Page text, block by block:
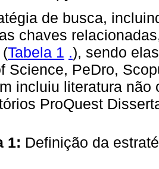
de busca,
chaves
Tabela 1 .), sendo
Science, PeDro,
incluiu literatura
ProQuest
1: Definição da